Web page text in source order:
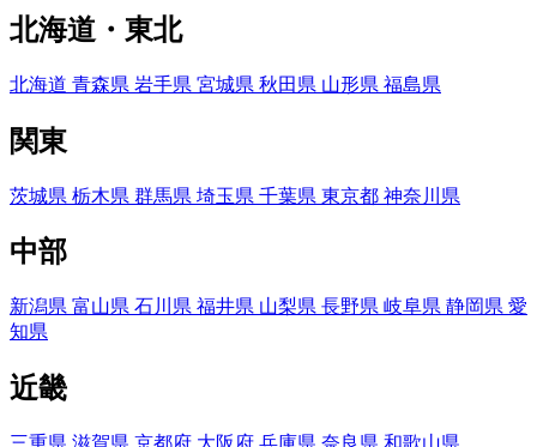
北海道・東北
北海道 青森県 岩手県 宮城県 秋田県 山形県 福島県
関東
茨城県 栃木県 群馬県 埼玉県 千葉県 東京都 神奈川県
中部
新潟県 富山県 石川県 福井県 山梨県 長野県 岐阜県 静岡県 愛
知県
近畿